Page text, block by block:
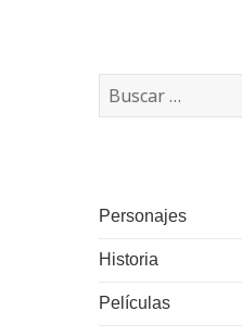
Buscar:
Personajes
Historia
Películas